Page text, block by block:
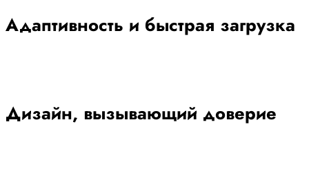
Адаптивность и быстрая загрузка
Дизайн, вызывающий доверие